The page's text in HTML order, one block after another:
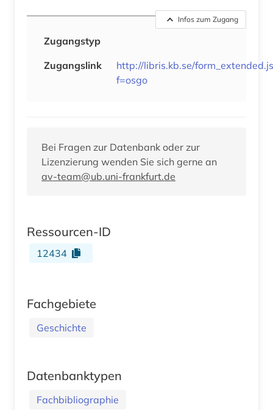
Infos zum Zugang
Zugangstyp
Zugangslink
http://libris.kb.se/
f=osgo
Bei Fragen zur Datenbank oder zur
Lizenzierung wenden Sie sich gerne an
av-team@ub.uni-frankfurt.de
Ressourcen-ID
12434
Fachgebiete
Geschichte
Datenbanktypen
Fachbibliographie